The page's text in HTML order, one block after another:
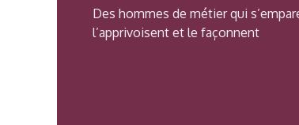
Des hommes de métier qui
l’apprivoisent et le façonnent